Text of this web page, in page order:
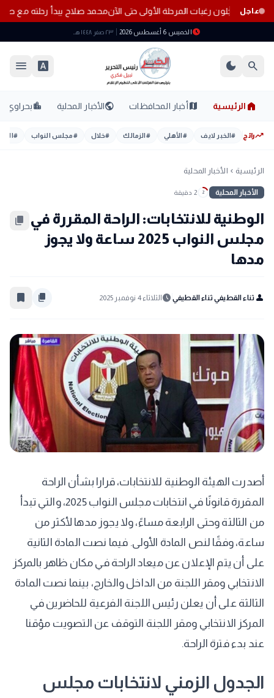
عاجل محمد صلاح يبدأ رحلته مع
scheduleالخميس 6 أغسطس 2026 ٢٣ صفر ١٤٤٨ هـ
search
dark_mode
font_download
menu
home الرئيسية mapأخبار المحافظات publicالأخبار المحلية location_cityبحراوي
trending_upرائج #الخبر لايف #الأهلي #الزمالك #خلال #مجلس النواب #
الرئيسية chevron_left الأخبار المحلية
الأخبار المحلية 2 2 دقيقة
الوطنية للانتخابات: الراحة المقررة في
مجلس النواب 2025 ساعة ولا يجوز
مدها
content_copy
person ثناء القطيفي ثناء القطيفي schedule الثلاثاء 4 نوفمبر 2025 content_copy
bookmark_border
أصدرت الهيئة الوطنية للانتخابات، قرارا بشأن الراحة
المقررة قانونًا في انتخابات مجلس النواب 2025، والتي تبدأ
من الثالثة وحتى الرابعة مساءً، ولا يجوز مدها لأكثر من
ساعة، وفقًا لنص المادة الأولى. فيما نصت المادة الثانية
على أن يتم الإعلان عن ميعاد الراحة في مكان ظاهر بالمركز
الانتخابي ومقر اللجنة من الداخل والخارج، بينما نصت المادة
الثالثة على أن يعلن رئيس اللجنة الفرعية للحاضرين في
المركز الانتخابي ومقر اللجنة التوقف عن التصويت مؤقنا
عند بدء فترة الراحة.
الجدول الزمني لانتخابات مجلس